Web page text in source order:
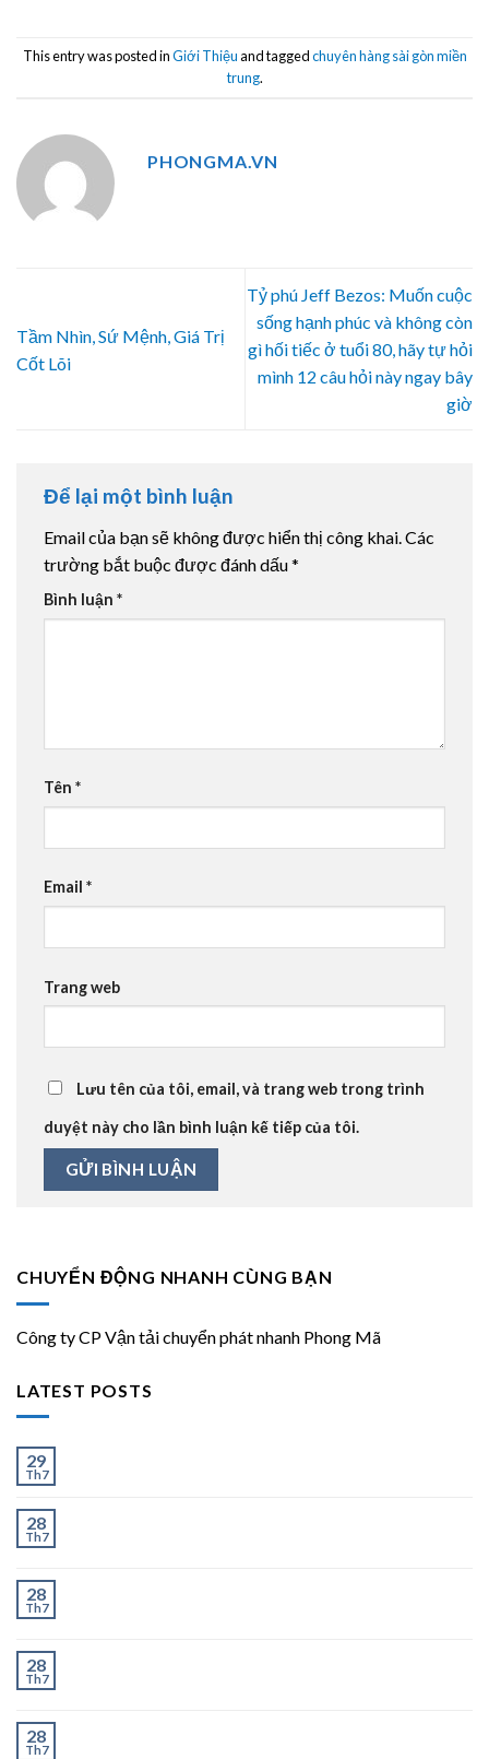
This entry was posted inGiới Thiệuand taggedchuyên hàng sài gòn miền
trung.
PHONGMA.VN
Tầm Nhìn, Sứ Mệnh, Giá Trị
Cốt Lõi
Tỷ phú Jeff Bezos: Muốn cuộc
sống hạnh phúc và không còn
gì hối tiếc ở tuổi 80, hãy tự hỏi
mình 12 câu hỏi này ngay bây
giờ
Để lại một bình luận
Email của bạn sẽ không được hiển thị công khai.Các
trường bắt buộc được đánh dấu*
Bình luận *
Tên *
Email *
Trang web
Lưu tên của tôi, email, và trang web trong trình
duyệt này cho lần bình luận kế tiếp của tôi.
CHUYỂN ĐỘNG NHANH CÙNG BẠN
Công ty CP Vận tải chuyển phát nhanh Phong Mã
LATEST POSTS
29
Th7
28
Th7
28
Th7
28
Th7
28
Th7